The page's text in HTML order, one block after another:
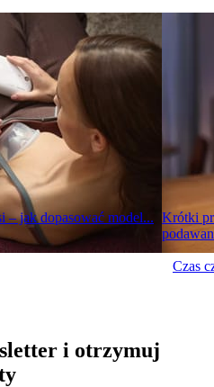
– jak dopasować model... Krótki
Czas
i otrzymuj